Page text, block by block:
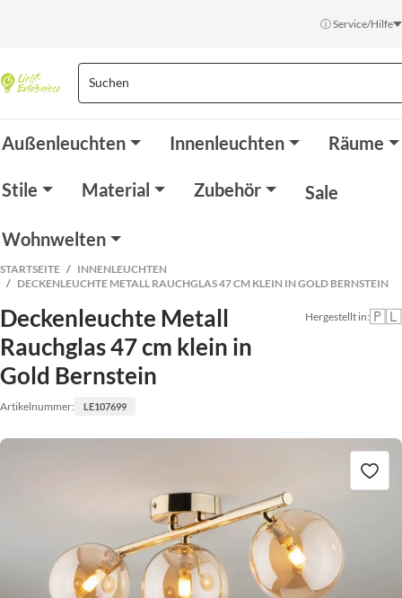
ⓘ Service/Hilfe
Außenleuchten Innenleuchten Räume
Stile Material Zubehör Sale
Wohnwelten
STARTSEITE
INNENLEUCHTEN
DECKENLEUCHTE METALL RAUCHGLAS 47 CM KLEIN IN GOLD BERNSTEIN
Deckenleuchte Metall
Rauchglas 47 cm klein in
Gold Bernstein
Artikelnummer: LE107699
Hergestellt in:🇵🇱